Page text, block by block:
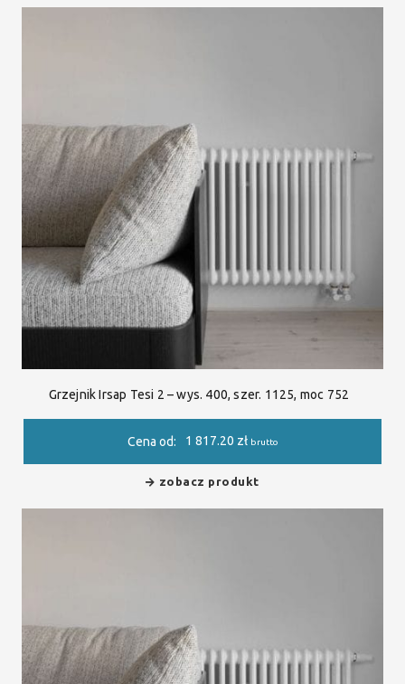
Grzejnik Irsap Tesi 2 – wys. 400, szer. 1125, moc 752
Cena od: 1 817.20 zł brutto
zobacz produkt